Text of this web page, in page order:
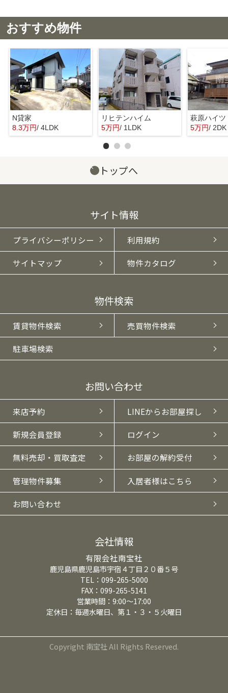
おすすめ物件
N貸家
8.3万円/ 4LDK
リヒテンハイム
5万円/ 1LDK
萩原ハイ
5万円/ 2DK
トップへ
サイト情報
プライバシーポリシー 利用規約
サイトマップ 物件カタログ
物件検索
賃貸物件検索 売買物件検索
駐車場検索
お問い合わせ
来店予約 LINEからお部屋探し
新規会員登録 ログイン
無料売却・買取査定 お部屋の解約受付
管理物件募集 入居者様はこちら
お問い合わせ
会社情報
有限会社南宝社
鹿児島県鹿児島市宇宿４丁目２０番５号
TEL：099-265-5000
FAX：099-265-5141
営業時間：9:00～17:00
定休日：毎週水曜日、第１・３・５火曜日
Copyright 南宝社 All Rights Reserved.